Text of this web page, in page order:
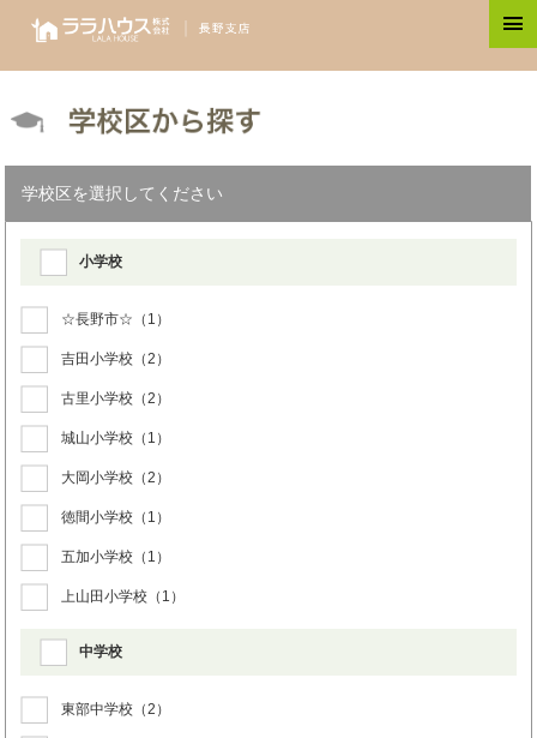
学校区を選択してください
小学校
☆長野市☆ （1）
吉田小学校 （2）
古里小学校 （2）
城山小学校 （1）
大岡小学校 （2）
徳間小学校 （1）
五加小学校 （1）
上山田小学校 （1）
中学校
東部中学校 （2）